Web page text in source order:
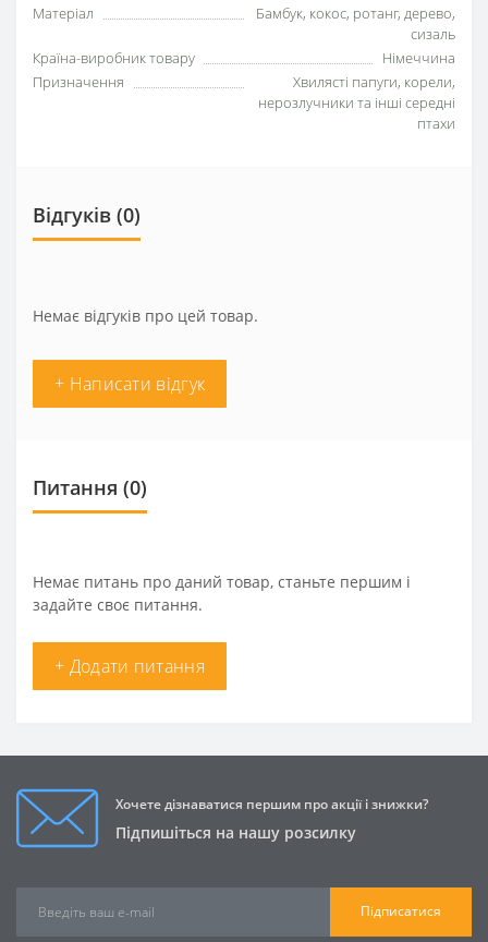
Матеріал
Бамбук, кокос, ротанг, дерево,
сизаль
Країна-виробник товару
Німеччина
Призначення
Хвилясті папуги, корели,
нерозлучники та інші середні
птахи
Відгуків (0)
Немає відгуків про цей товар.
+ Написати відгук
Питання (0)
Немає питань про даний товар, станьте першим і
задайте своє питання.
+ Додати питання
Хочете дізнаватися першим про акції і знижки?
Підпишіться на нашу розсилку
Підписатися